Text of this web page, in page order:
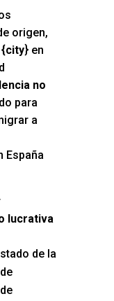
origen,
} en
no
para
a
España
lucrativa
de la